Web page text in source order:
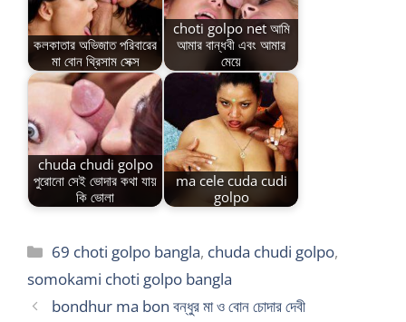
কলকাতার অভিজাত পরিবারের
মা বোন থ্রিসাম সেক্স
choti golpo net আমি
আমার বান্ধবী এবং আমার
মেয়ে
chuda chudi golpo
পুরোনো সেই ভোদার কথা যায়
কি ভোলা
ma cele cuda cudi
golpo
Categories
69 choti golpo bangla, chuda chudi golpo,
somokami choti golpo bangla
bondhur ma bon বন্ধুর মা ও বোন চোদার দেবী